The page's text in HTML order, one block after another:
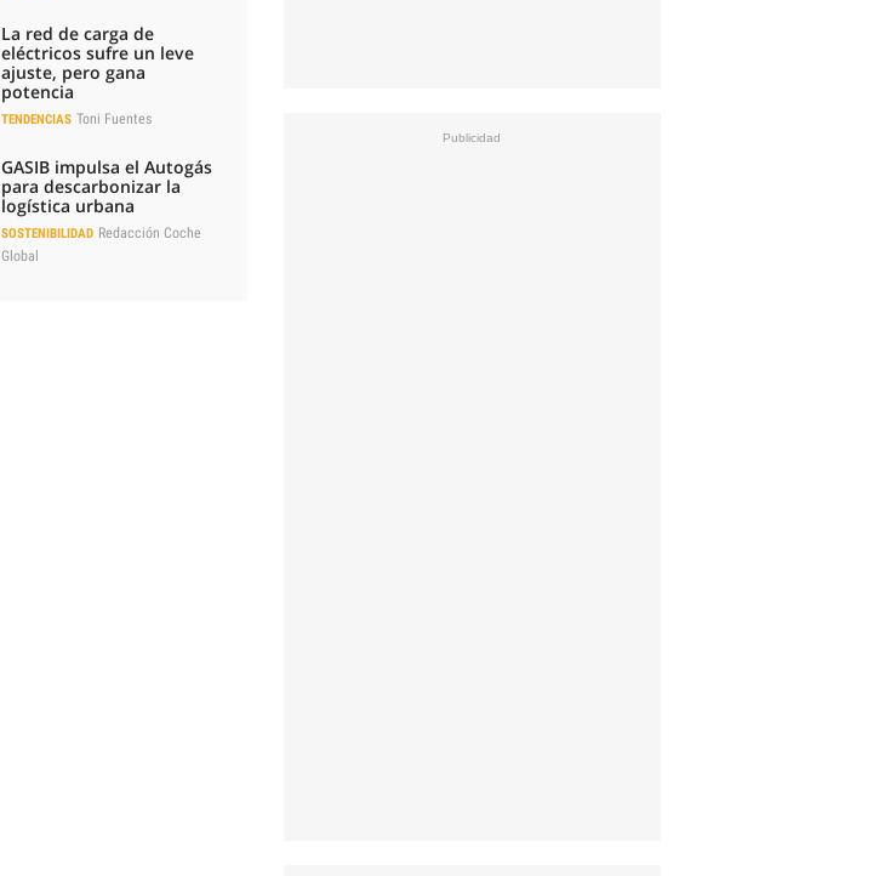
La red de carga de
eléctricos sufre un leve
ajuste, pero gana
potencia
TENDENCIAS Toni Fuentes
GASIB impulsa el Autogás
para descarbonizar la
logística urbana
SOSTENIBILIDAD Redacción Coche
Global